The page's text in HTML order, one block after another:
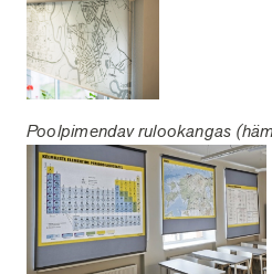
Poolpimendav rulookangas